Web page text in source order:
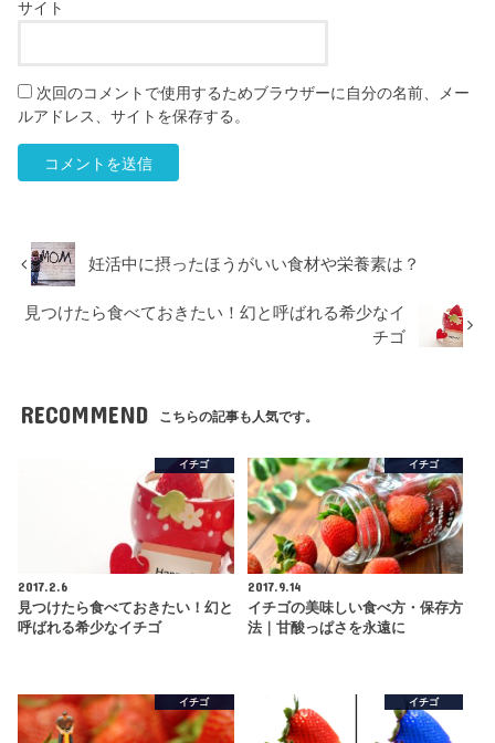
サイト
次回のコメントで使用するためブラウザーに自分の名前、メー
ルアドレス、サイトを保存する。
妊活中に摂ったほうがいい食材や栄養素は？
見つけたら食べておきたい！幻と呼ばれる希少なイ
チゴ
RECOMMEND こちらの記事も人気です。
イチゴ
2017.2.6
見つけたら食べておきたい！幻と
呼ばれる希少なイチゴ
イチゴ
2017.9.14
イチゴの美味しい食べ方・保存方
法｜甘酸っぱさを永遠に
イチゴ イチゴ